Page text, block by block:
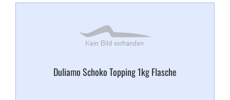
Duliamo Schoko Topping 1kg Flasche